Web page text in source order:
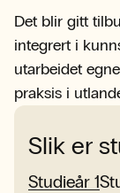
Det blir gitt
integrert i
utarbeidet
praksis i
Slik er
Studieår 1